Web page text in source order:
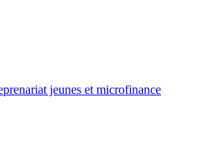
jeunes et microfinance